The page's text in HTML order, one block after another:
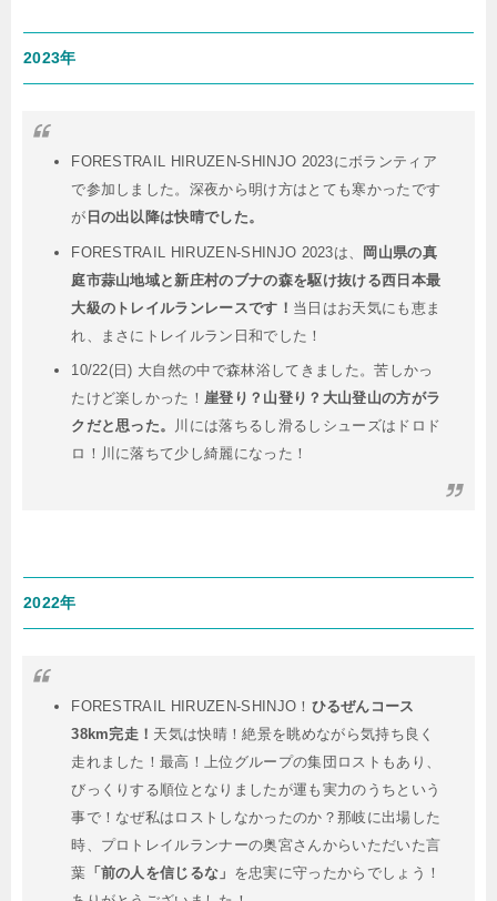
2023年
FORESTRAIL HIRUZEN-SHINJO 2023にボランティア
で参加しました。深夜から明け方はとても寒かったです
が 日の出以降は快晴でした。
FORESTRAIL HIRUZEN-SHINJO 2023は、 岡山県の真
庭市蒜山地域と新庄村のブナの森を駆け抜ける西日本最
大級のトレイルランレースです！ 当日はお天気にも恵ま
れ、まさにトレイルラン日和でした！
10/22(日) 大自然の中で森林浴してきました。苦しかっ
たけど楽しかった！ 崖登り？山登り？大山登山の方がラ
クだと思った。
川には落ちるし滑るしシューズはドロド
ロ！川に落ちて少し綺麗になった！
2022年
FORESTRAIL HIRUZEN-SHINJO！ ひるぜんコース
38km完走！ 天気は快晴！絶景を眺めながら気持ち良く
走れました！最高！上位グループの集団ロストもあり、
びっくりする順位となりましたが運も実力のうちという
事で！なぜ私はロストしなかったのか？那岐に出場した
時、プロトレイルランナーの奥宮さんからいただいた言
葉 「前の人を信じるな」 を忠実に守ったからでしょう！